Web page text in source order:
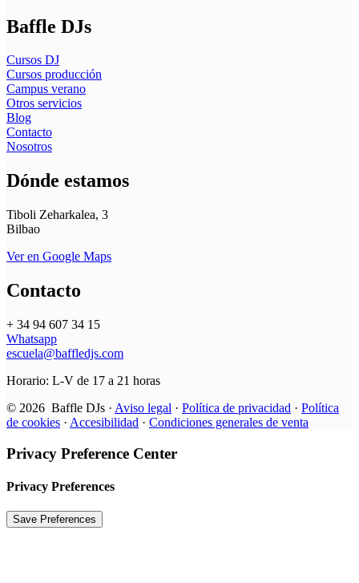
Baffle DJs
Cursos DJ
Cursos producción
Campus verano
Otros servicios
Blog
Contacto
Nosotros
Dónde estamos
Tiboli Zeharkalea, 3
Bilbao
Ver en Google Maps
Contacto
+ 34 94 607 34 15
Whatsapp
escuela@baffledjs.com
Horario: L-V de 17 a 21 horas
© 2026 Baffle DJs · Aviso legal · Política de privacidad · Política
de cookies · Accesibilidad · Condiciones generales de venta
Privacy Preference Center
Privacy Preferences